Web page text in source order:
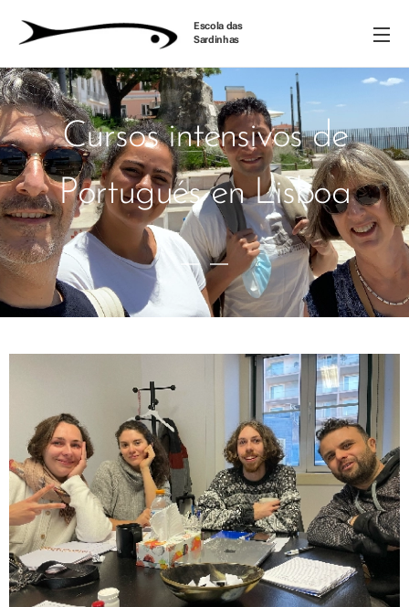
Escola das
Sardinhas
Cursos intensivos de
Portugués en Lisboa